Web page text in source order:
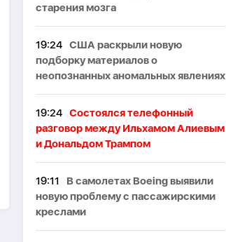
старения мозга
19:24 США раскрыли новую
подборку материалов о
неопознанных аномальных явлениях
19:24 Состоялся телефонный
разговор между Ильхамом Алиевым
и Дональдом Трампом
19:11
В самолетах Boeing выявили
новую проблему с пассажирскими
креслами